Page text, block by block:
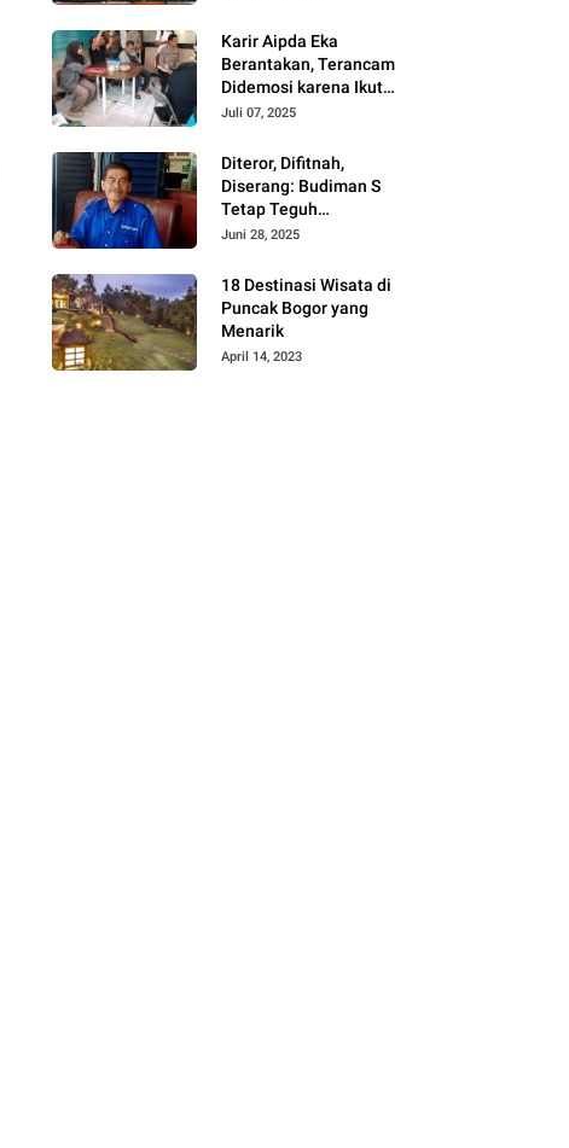
Propinsi Jawa Barat
Batal Dikontrak
Karir Aipda Eka
Berantakan, Terancam
Didemosi karena Ikut
Intimidasi, Diduga Ulah
Proses ITE
Juli 07, 2025
Diteror, Difitnah,
Diserang: Budiman S
Tetap Teguh
Mempertahankan
Mendapatkan Keadilan
Juni 28, 2025
18 Destinasi Wisata di
Puncak Bogor yang
Menarik
April 14, 2023